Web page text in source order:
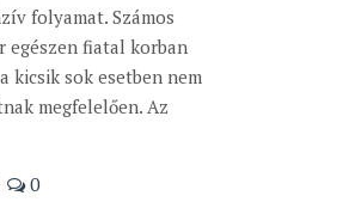
folyamat. Számos
egészen fiatal korban
kicsik sok esetben nem
megfelelően. Az
0